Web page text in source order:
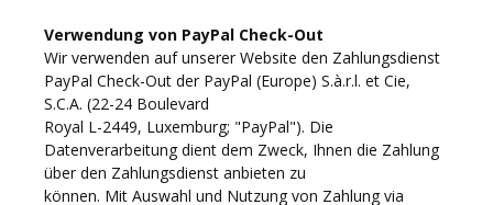
Verwendung von PayPal Check-Out
Wir verwenden auf unserer Website den Zahlungsdienst
PayPal Check-Out der PayPal (Europe) S.à.r.l. et Cie,
S.C.A. (22-24 Boulevard
Royal L-2449, Luxemburg; "PayPal"). Die
Datenverarbeitung dient dem Zweck, Ihnen die Zahlung
über den Zahlungsdienst anbieten zu
können. Mit Auswahl und Nutzung von Zahlung via